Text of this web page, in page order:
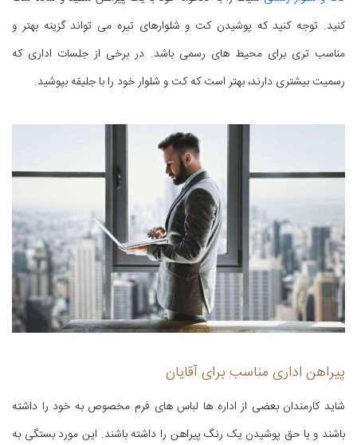
کنید. توجه کنید که پوشیدن کت و شلوارهای تیره می تواند گزینه بهتر و
مناسب تری برای محیط های رسمی باشد. در برخی از جلسات اداری که
رسمیت بیشتری دارند، بهتر است که کت و شلوار خود را با جلیقه بپوشید.
پیراهن اداری مناسب برای آقایان
شاید کارمندان بعضی از اداره ها لباس های فرم مخصوص به خود را داشته
باشند و یا حق پوشیدن یک رنگ پیراهن را داشته باشند. این مورد بستگی به